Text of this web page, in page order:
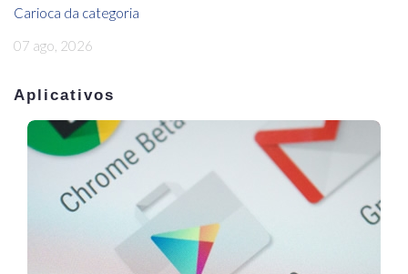
Carioca da categoria
07 ago, 2026
Aplicativos